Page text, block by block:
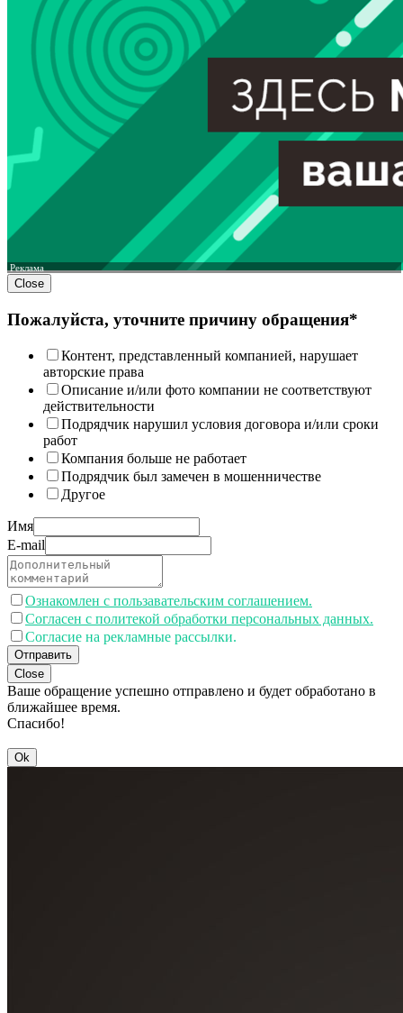
Реклама
Close
Пожалуйста, уточните причину обращения*
Контент, представленный компанией, нарушает
авторские права
Описание и/или фото компании не соответствуют
действительности
Подрядчик нарушил условия договора и/или сроки
работ
Компания больше не работает
Подрядчик был замечен в мошенничестве
Другое
Имя
E-mail
Ознакомлен с пользавательским соглашением.
Согласен с политекой обработки персональных данных.
Согласие на рекламные рассылки.
Отправить
Close
Ваше обращение успешно отправлено и будет обработано в
ближайшее время.
Спасибо!
Ok